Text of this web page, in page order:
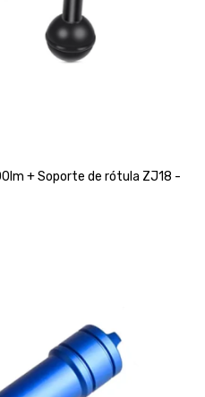
+ Soporte de rótula ZJ18 -